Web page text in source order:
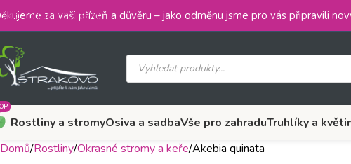
Skip to main content
za vaši přízeň a důvěru – jako odměnu jsme pro vás připravili
Rostliny a stromyOsiva a sadbaVše pro zahraduTruhlíky a
Domů Rostliny Okrasné stromy a keře Akebia quinata